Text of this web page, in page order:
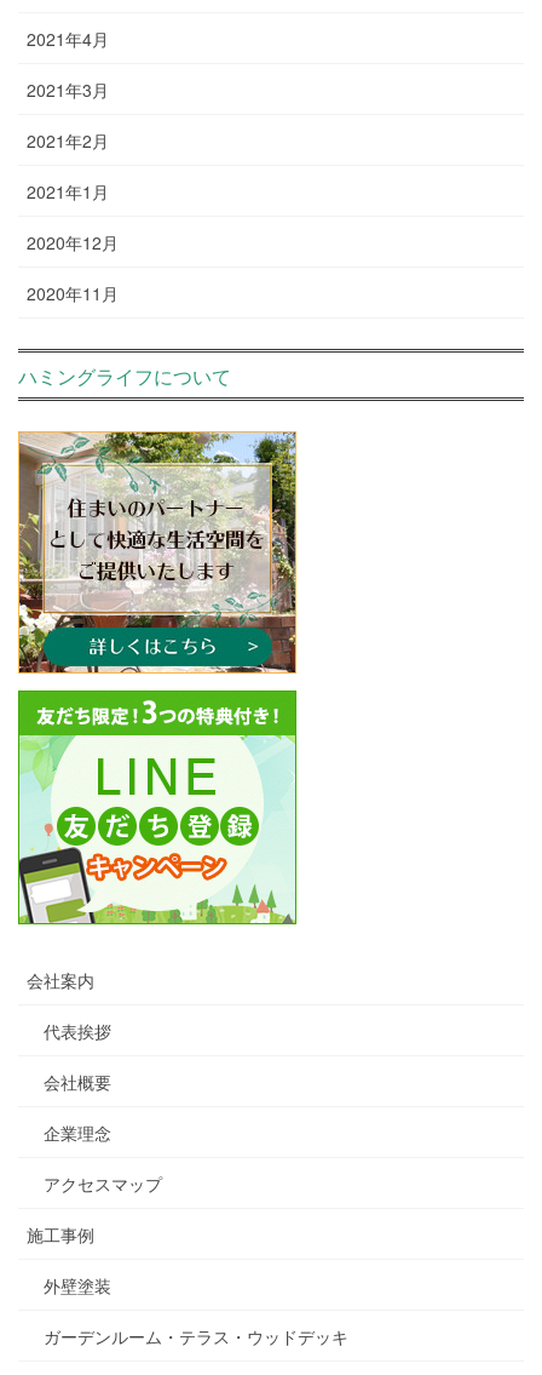
2021年4月
2021年3月
2021年2月
2021年1月
2020年12月
2020年11月
ハミングライフについて
会社案内
代表挨拶
会社概要
企業理念
アクセスマップ
施工事例
外壁塗装
ガーデンルーム・テラス・ウッドデッキ